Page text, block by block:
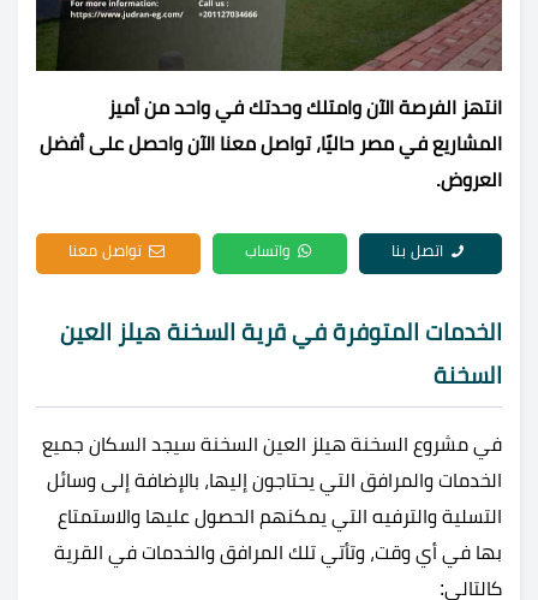
انتهز الفرصة الآن وامتلك وحدتك في واحد من أميز
المشاريع في مصر حاليًا، تواصل معنا الآن واحصل على أفضل
العروض.
اتصل بنا واتساب تواصل معنا
الخدمات المتوفرة في قرية السخنة هيلز العين
السخنة
في مشروع السخنة هيلز العين السخنة سيجد السكان جميع
الخدمات والمرافق التي يحتاجون إليها، بالإضافة إلى وسائل
التسلية والترفيه التي يمكنهم الحصول عليها والاستمتاع
بها في أي وقت، وتأتي تلك المرافق والخدمات في القرية
كالتالي: